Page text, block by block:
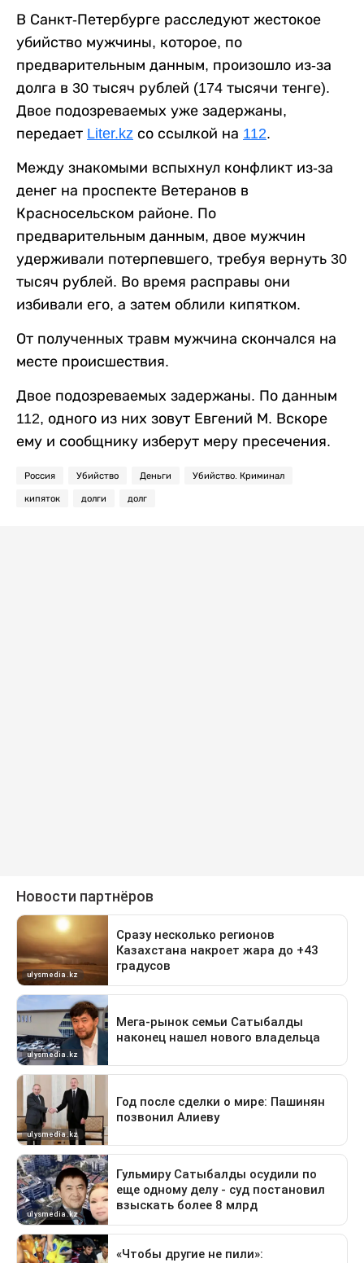
В Санкт-Петербурге расследуют жестокое
убийство мужчины, которое, по
предварительным данным, произошло из-за
долга в 30 тысяч рублей (174 тысячи тенге).
Двое подозреваемых уже задержаны,
передает Liter.kz со ссылкой на 112.
Между знакомыми вспыхнул конфликт из-за
денег на проспекте Ветеранов в
Красносельском районе. По
предварительным данным, двое мужчин
удерживали потерпевшего, требуя вернуть 30
тысяч рублей. Во время расправы они
избивали его, а затем облили кипятком.
От полученных травм мужчина скончался на
месте происшествия.
Двое подозреваемых задержаны. По данным
112, одного из них зовут Евгений М. Вскоре
ему и сообщнику изберут меру пресечения.
Россия Убийство Деньги Убийство. Криминал
кипяток долги долг